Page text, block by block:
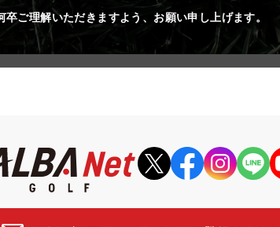
ご理解いただきますよう、お願い申し上げます。